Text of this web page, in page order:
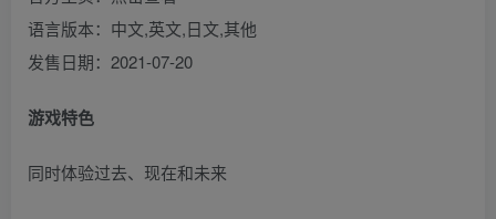
语言版本：中文,英文,日文,其他
发售日期：2021-07-20
游戏特色
同时体验过去、现在和未来